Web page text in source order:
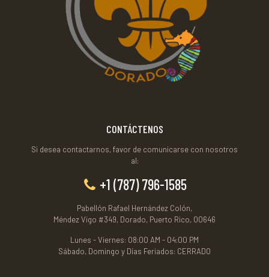
CONTÁCTENOS
Si desea contactarnos, favor de comunicarse con nosotros
al:
+1 (787) 796-1585
Pabellón Rafael Hernández Colón,
Méndez Vigo #349, Dorado, Puerto Rico, 00646
Lunes - Viernes: 08:00 AM - 04:00 PM
Sábado, Domingo y Días Feriados: CERRADO